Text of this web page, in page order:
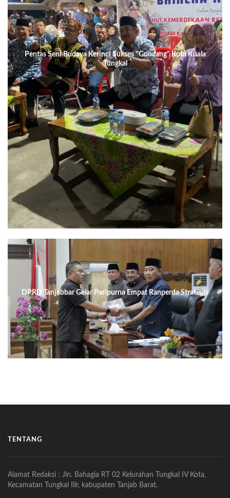
Pentas Seni Budaya Kerinci Sukses "Guncang" Kota Kuala
Tungkal
DPRD Tanjabbar Gelar Paripurna Empat Ranperda Strategis
TENTANG
Alamat Redaksi : Jln. Bahagia RT 02 Kelurahan Tungkal IV Kota,
Kecamatan Tungkal Ilir, kabupaten Tanjab Barat.